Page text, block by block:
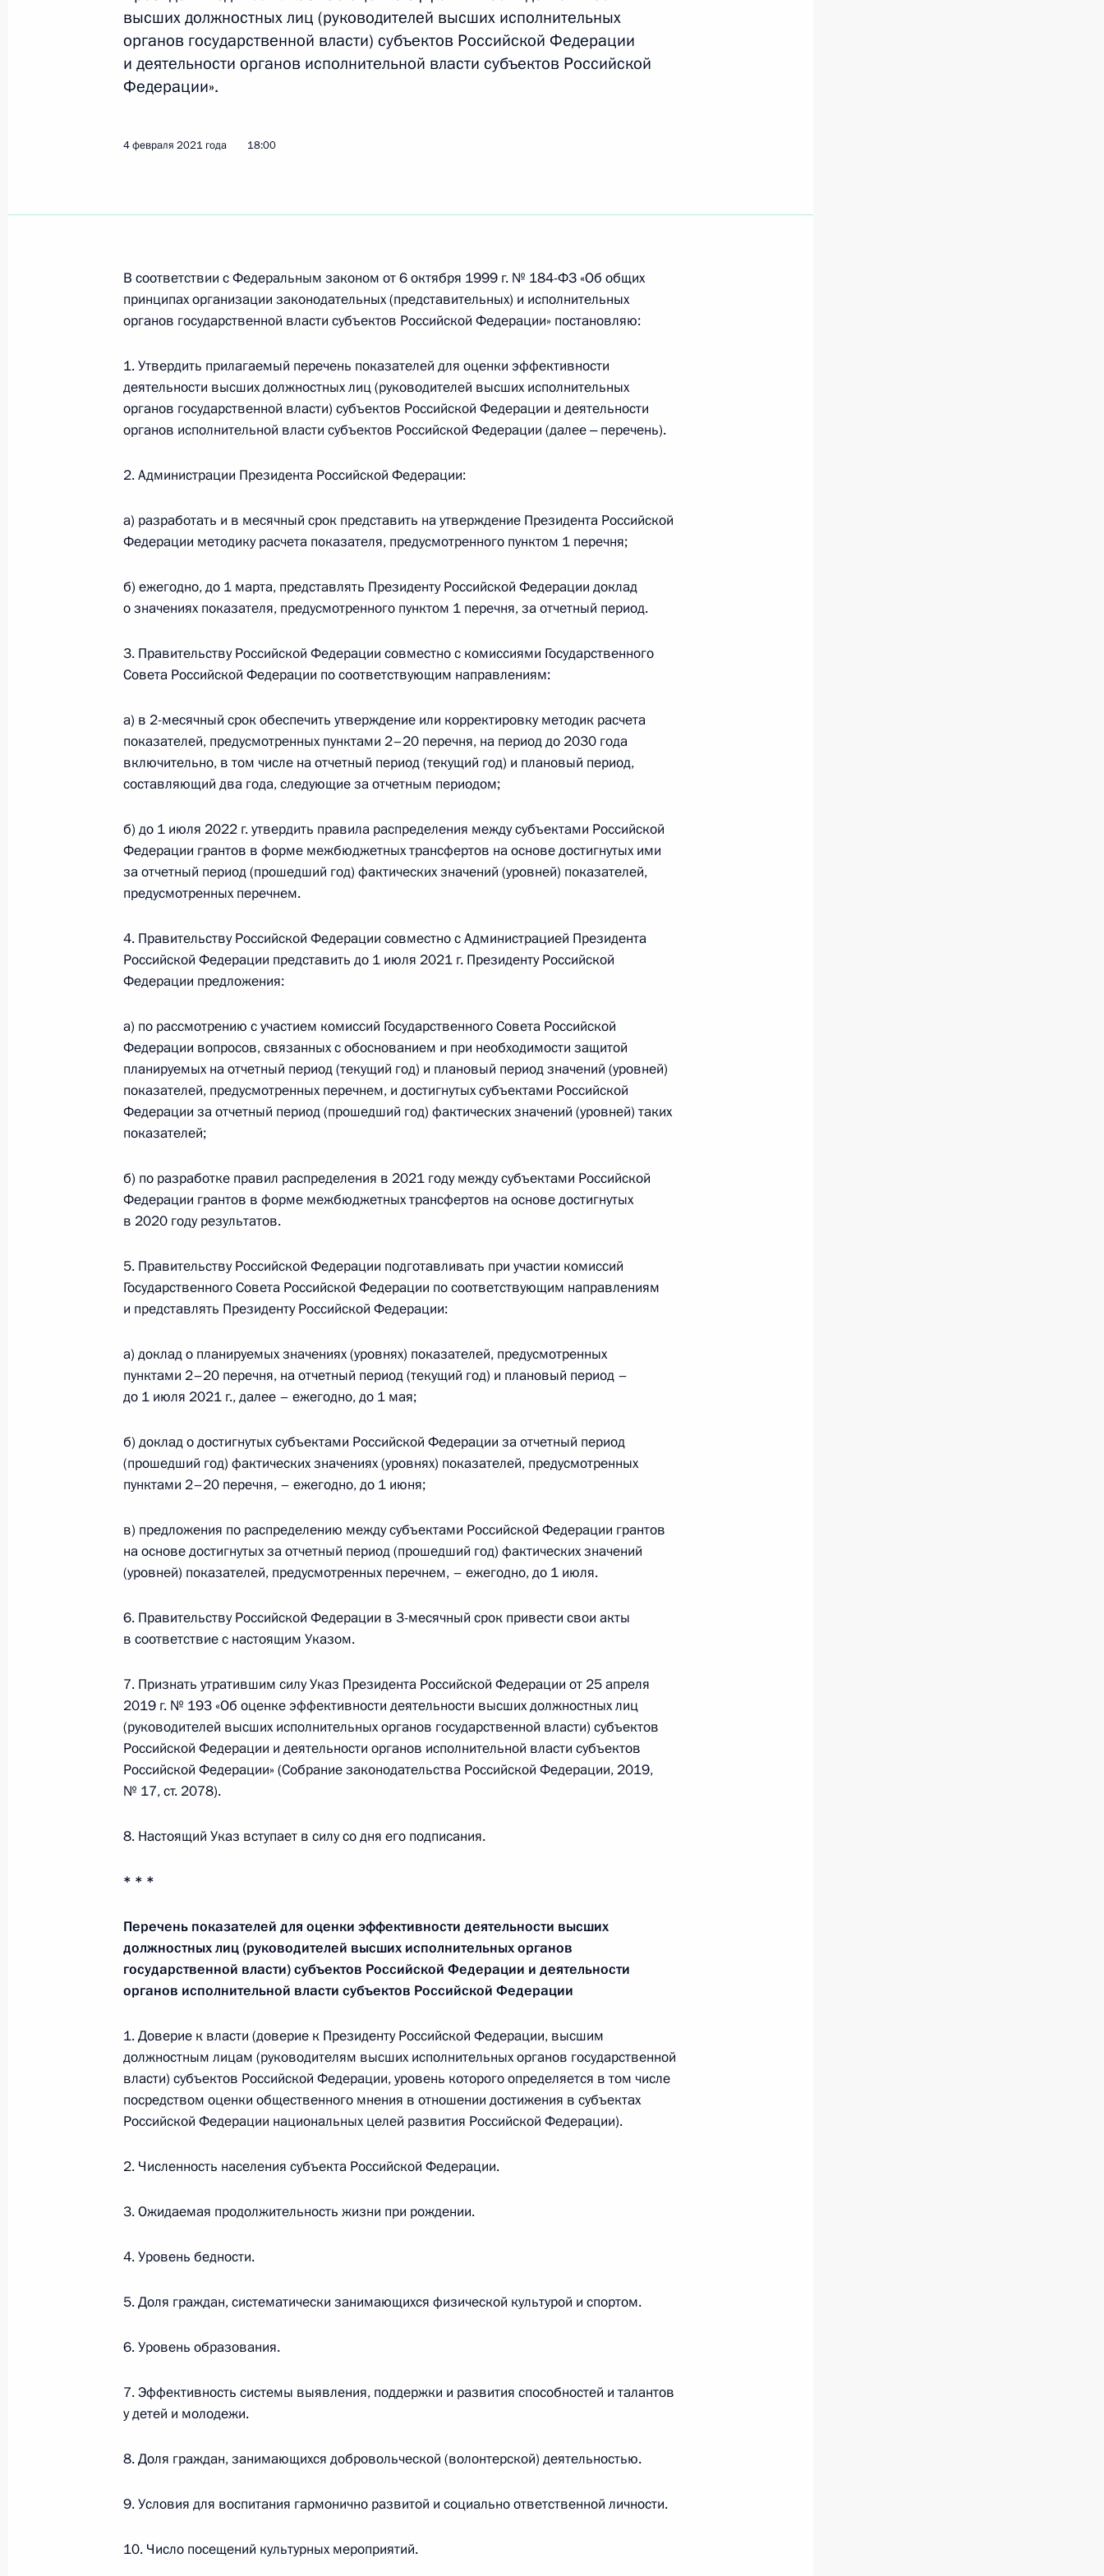
Подписан указ о награждении государственными наградами
12 февраля 2021 года, 12:00
Подписано распоряжение о выделении средств из резервного фонда
Указ о мерах по реализации государственной научно-технической политики
в области экологии и климата
Объявлены лауреаты премии Президента в области науки и инноваций для
молодых учёных за 2020 год
8 февраля 2021 года, 11:00
6 февраля 2021 года, суббота
Указ о награждении государственными наградами
6 февраля 2021 года, 15:00
Владимир Чернов освобождён от должности начальника Управления
6 февраля 2021 года, 14:35
Указ «О награждении орденом Мужества»
4 февраля 2021 года, 19:00
Указ об оценке эффективности деятельности высших должностных лиц и органов
исполнительной власти субъектов Российской Федерации
Внесены изменения в Семейный кодекс Российской Федерации
4 февраля 2021 года, 14:55
Установлена административная ответственность за пропаганду потребления закиси
азота
4 февраля 2021 года, 14:50
Установлен новый порядок ведения государственного лесного реестра
Подписан закон о ратификации Соглашения между Правительством РФ
на территории России
4 февраля 2021 года, 14:40
29 января 2021 года, пятница
и США о мерах по дальнейшему сокращению и ограничению стратегических
наступательных вооружений
6 января 2021 года, среда
Указ о создании фонда «Круг добра» для поддержки детей с тяжёлыми
жизнеугрожающими и хроническими заболеваниями, в том числе редкими
6 января 2021 года, 10:00
4 января 2021 года, понедельник
Утверждён порядок действий по предупреждению угрозы возникновения ЧС,
связанных с распространением опасных инфекционных заболеваний
30 декабря 2020 года, среда
На территориях Крыма и Севастополя установлена возможность применения
поставщика при осуществлении закупок работ по содержанию автодорог
В Уголовный кодекс внесены изменения, направленные на усиление уголовной
30 декабря 2020 года, 16:00
В законодательство внесены изменения, касающиеся защиты прав участников
долевого строительства при банкротстве застройщика
В закон о собраниях внесены изменения, направленные на совершенствование
высших должностных лиц (руководителей высших исполнительных
органов государственной власти) субъектов Российской Федерации
и деятельности органов исполнительной власти субъектов Российской
Федерации».
4 февраля 2021 года 18:00
В соответствии с Федеральным законом от 6 октября 1999 г. № 184-ФЗ «Об общих
принципах организации законодательных (представительных) и исполнительных
органов государственной власти субъектов Российской Федерации» постановляю:
1. Утвердить прилагаемый перечень показателей для оценки эффективности
деятельности высших должностных лиц (руководителей высших исполнительных
органов государственной власти) субъектов Российской Федерации и деятельности
органов исполнительной власти субъектов Российской Федерации (далее ‒ перечень).
2. Администрации Президента Российской Федерации:
а) разработать и в месячный срок представить на утверждение Президента Российской
Федерации методику расчета показателя, предусмотренного пунктом 1 перечня;
б) ежегодно, до 1 марта, представлять Президенту Российской Федерации доклад
о значениях показателя, предусмотренного пунктом 1 перечня, за отчетный период.
3. Правительству Российской Федерации совместно с комиссиями Государственного
Совета Российской Федерации по соответствующим направлениям:
а) в 2-месячный срок обеспечить утверждение или корректировку методик расчета
показателей, предусмотренных пунктами 2–20 перечня, на период до 2030 года
включительно, в том числе на отчетный период (текущий год) и плановый период,
составляющий два года, следующие за отчетным периодом;
б) до 1 июля 2022 г. утвердить правила распределения между субъектами Российской
Федерации грантов в форме межбюджетных трансфертов на основе достигнутых ими
за отчетный период (прошедший год) фактических значений (уровней) показателей,
предусмотренных перечнем.
4. Правительству Российской Федерации совместно с Администрацией Президента
Российской Федерации представить до 1 июля 2021 г. Президенту Российской
Федерации предложения:
а) по рассмотрению с участием комиссий Государственного Совета Российской
Федерации вопросов, связанных с обоснованием и при необходимости защитой
планируемых на отчетный период (текущий год) и плановый период значений (уровней)
показателей, предусмотренных перечнем, и достигнутых субъектами Российской
Федерации за отчетный период (прошедший год) фактических значений (уровней) таких
показателей;
б) по разработке правил распределения в 2021 году между субъектами Российской
Федерации грантов в форме межбюджетных трансфертов на основе достигнутых
в 2020 году результатов.
5. Правительству Российской Федерации подготавливать при участии комиссий
Государственного Совета Российской Федерации по соответствующим направлениям
и представлять Президенту Российской Федерации:
а) доклад о планируемых значениях (уровнях) показателей, предусмотренных
пунктами 2–20 перечня, на отчетный период (текущий год) и плановый период –
до 1 июля 2021 г., далее – ежегодно, до 1 мая;
б) доклад о достигнутых субъектами Российской Федерации за отчетный период
(прошедший год) фактических значениях (уровнях) показателей, предусмотренных
пунктами 2–20 перечня, – ежегодно, до 1 июня;
в) предложения по распределению между субъектами Российской Федерации грантов
на основе достигнутых за отчетный период (прошедший год) фактических значений
(уровней) показателей, предусмотренных перечнем, – ежегодно, до 1 июля.
6. Правительству Российской Федерации в 3-месячный срок привести свои акты
в соответствие с настоящим Указом.
7. Признать утратившим силу Указ Президента Российской Федерации от 25 апреля
2019 г. № 193 «Об оценке эффективности деятельности высших должностных лиц
(руководителей высших исполнительных органов государственной власти) субъектов
Российской Федерации и деятельности органов исполнительной власти субъектов
Российской Федерации» (Собрание законодательства Российской Федерации, 2019,
№ 17, ст. 2078).
8. Настоящий Указ вступает в силу со дня его подписания.
* * *
Перечень показателей для оценки эффективности деятельности высших
должностных лиц (руководителей высших исполнительных органов
государственной власти) субъектов Российской Федерации и деятельности
органов исполнительной власти субъектов Российской Федерации
1. Доверие к власти (доверие к Президенту Российской Федерации, высшим
должностным лицам (руководителям высших исполнительных органов государственной
власти) субъектов Российской Федерации, уровень которого определяется в том числе
посредством оценки общественного мнения в отношении достижения в субъектах
Российской Федерации национальных целей развития Российской Федерации).
2. Численность населения субъекта Российской Федерации.
3. Ожидаемая продолжительность жизни при рождении.
4. Уровень бедности.
5. Доля граждан, систематически занимающихся физической культурой и спортом.
6. Уровень образования.
7. Эффективность системы выявления, поддержки и развития способностей и талантов
у детей и молодежи.
8. Доля граждан, занимающихся добровольческой (волонтерской) деятельностью.
9. Условия для воспитания гармонично развитой и социально ответственной личности.
10. Число посещений культурных мероприятий.